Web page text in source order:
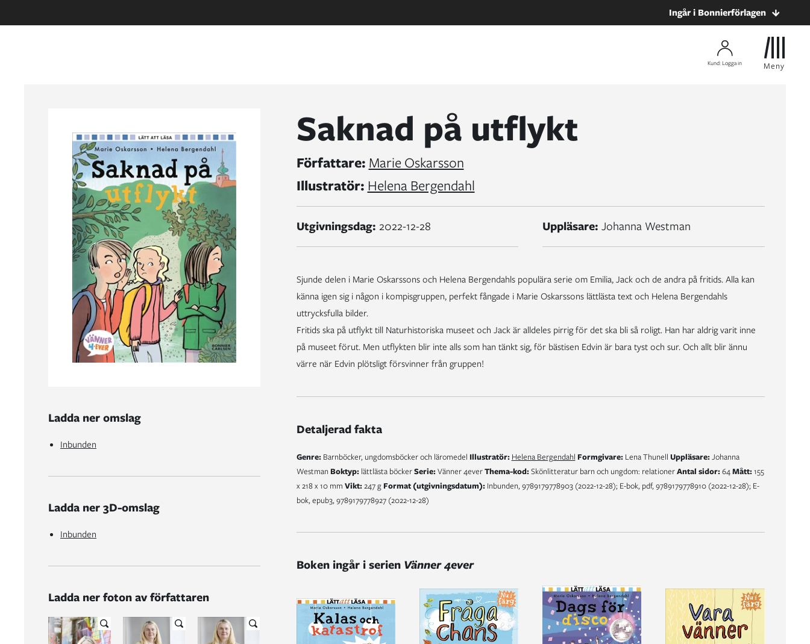
Ingår i Bonnierförlagen
Kund: Logga in Meny
Ladda ner omslag
Inbunden
Ladda ner 3D-omslag
Inbunden
Ladda ner foton av författaren
Saknad på utflykt
Författare: Marie Oskarsson
Illustratör: Helena Bergendahl
Utgivningsdag: 2022-12-28 Uppläsare: Johanna Westman
Sjunde delen i Marie Oskarssons och Helena Bergendahls populära serie om Emilia, Jack och de andra på fritids. Alla kan
känna igen sig i någon i kompisgruppen, perfekt fångade i Marie Oskarssons lättlästa text och Helena Bergendahls
uttrycksfulla bilder.
Fritids ska på utflykt till Naturhistoriska museet och Jack är alldeles pirrig för det ska bli så roligt. Han har aldrig varit inne
på museet förut. Men utflykten blir inte alls som han tänkt sig, för bästisen Edvin är bara tyst och sur. Och allt blir ännu
värre när Edvin plötsligt försvinner från gruppen!
Detaljerad fakta
Genre: Barnböcker, ungdomsböcker och läromedel Illustratör: Helena Bergendahl Formgivare: Lena Thunell Uppläsare: Johanna
Westman Boktyp: lättlästa böckerSerie: Vänner 4everThema-kod: Skönlitteratur barn och ungdom: relationerAntal sidor: 64Mått: 155
x 218 x 10 mm Vikt: 247 g Format (utgivningsdatum): Inbunden, 9789179778903 (2022-12-28); E-bok, pdf, 9789179778910 (2022-12-28); E-
bok, epub3, 9789179778927 (2022-12-28)
Boken ingår i serien Vänner 4ever